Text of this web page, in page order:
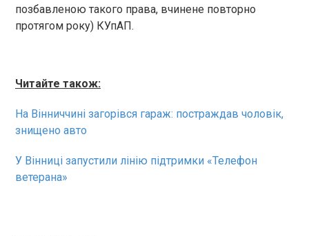
позбавленою такого права, вчинене повторно
протягом року) КУпАП.
Читайте також:
На Вінниччині загорівся гараж: постраждав чоловік,
знищено авто
У Вінниці запустили лінію підтримки «Телефон
ветерана»